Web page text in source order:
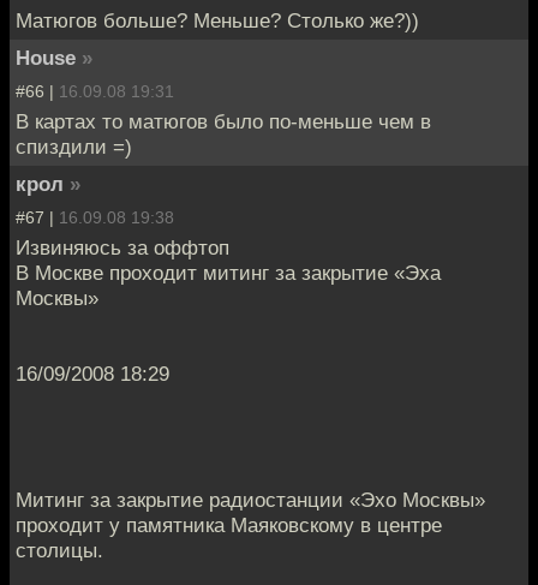
Матюгов больше? Меньше? Столько же?))
House »
#66 | 16.09.08 19:31
В картах то матюгов было по-меньше чем в
спиздили =)
крол »
#67 | 16.09.08 19:38
Извиняюсь за оффтоп
В Москве проходит митинг за закрытие «Эха
Москвы»
16/09/2008 18:29
Митинг за закрытие радиостанции «Эхо Москвы»
проходит у памятника Маяковскому в центре
столицы.